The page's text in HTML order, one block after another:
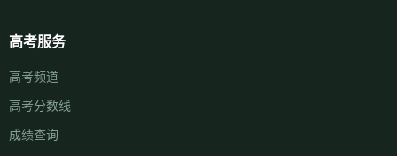
高考服务
高考频道
高考分数线
成绩查询